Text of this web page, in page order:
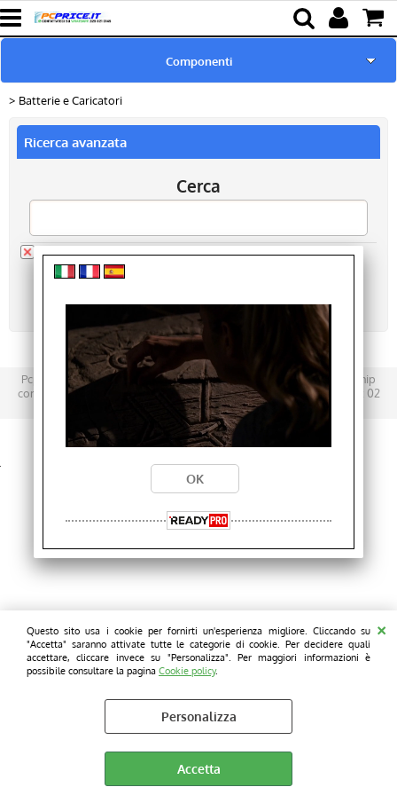
Questo sito usa i cookie per fornirti un'esperienza migliore. Cliccando su
"Accetta" saranno attivate tutte le categorie di cookie. Per decidere quali
accettare, cliccare invece su "Personalizza". Per maggiori informazioni è
possibile consultare la pagina Cookie policy.
Personalizza
Accetta
Batterie & Alimentatori
Ricambi per Notebook
Componenti
Batterie e Caricatori
Ricerca avanzata
Cerca
Categoria: Componenti> Batterie e Caricatori
Pcprice - L' informatica informale - Sede legale e operativa: Blue chip
computers Snc - Via Wildt 5/7 - 20131 - Milano Tel. 02 28001810 Fax 02
28001810 P.I. 12761730154
Cookie policy